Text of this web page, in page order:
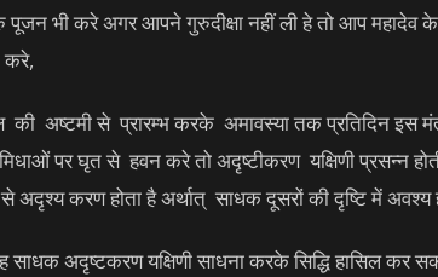
भी करे अगर आपने गुरुदीक्षा नहीं ली हे तो आप महादेव
करे,
की अष्टमी से प्रारम्भ करके अमावस्या तक प्रतिदिन
पर घृत से हवन करे तो अदृष्टीकरण यक्षिणी प्रसन्न
अदृश्य करण होता है अर्थात् साधक दूसरों की दृष्टि में अवश्य
साधक अदृष्टकरण यक्षिणी साधना करके सिद्धि हासिल कर